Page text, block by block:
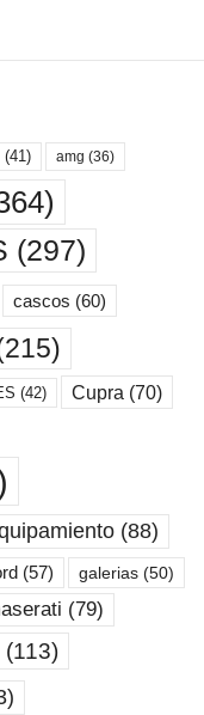
(41) amg (36)
(297)
cascos (60)
(42) Cupra (70)
(88)
(57) galerias (50)
(79)
(113)